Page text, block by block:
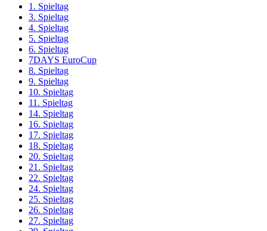
1. Spieltag
3. Spieltag
4. Spieltag
5. Spieltag
6. Spieltag
7DAYS EuroCup
8. Spieltag
9. Spieltag
10. Spieltag
11. Spieltag
14. Spieltag
16. Spieltag
17. Spieltag
18. Spieltag
20. Spieltag
21. Spieltag
22. Spieltag
24. Spieltag
25. Spieltag
26. Spieltag
27. Spieltag